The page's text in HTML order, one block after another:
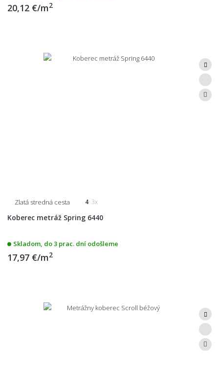
20,12 €/m2
Zlatá stredná cesta 4 3x
Koberec metráž Spring 6440
Skladom, do 3 prac. dní odošleme
17,97 €/m2